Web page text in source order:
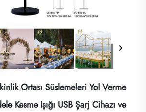
Ortası Süslemeleri Yol Verme
Kesme Işığı USB Şarj Cihazı ve